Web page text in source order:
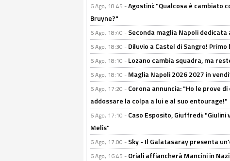
6 Ago, 18:45 -Agostini: "Qualcosa è cambiato
Bruyne?"
6 Ago, 18:40 - Seconda maglia Napoli
6 Ago, 18:30 - Diluvio a Castel di Sangro!
6 Ago, 18:10 - Lozano cambia squadra, ma
6 Ago, 18:10 - Maglia Napoli 2026 2027 in
6 Ago, 17:20 - Corona annuncia: "Ho le prove
addossare la colpa a lui e al suo entourage!"
6 Ago, 17:10 - Caso Esposito, Giuffredi:
Melis"
6 Ago, 17:00 - Sky - Il Galatasaray presenta
6 Ago, 16:45 - Oriali affiancherà Mancini in